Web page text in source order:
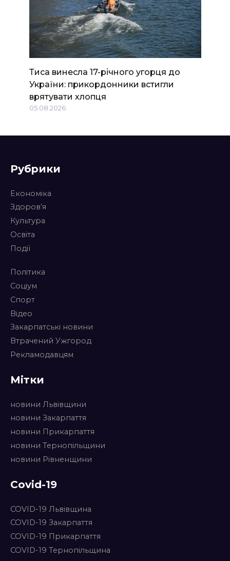
Тиса винесла 17-річного угорця до
України: прикордонники встигли
врятувати хлопця
05.08.2026
Рубрики
Економіка
Здоров’я
Культура
Освіта
Події
Політика
Соціум
Спорт
Відео
Закарпатські новини
Втрачений Ужгород
Рекламодавцям
Мітки
новини Львівщини
новини Закарпаття
новини Прикарпаття
новини Тернопільщини
новини Рівненщини
Covid-19
COVID-19 Львівщина
COVID-19 Закарпаття
COVID-19 Прикарпаття
COVID-19 Тернопільщина